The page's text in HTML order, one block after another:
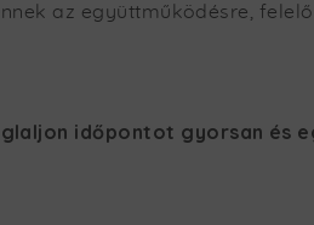
az együttműködésre,
időpontot gyorsan és